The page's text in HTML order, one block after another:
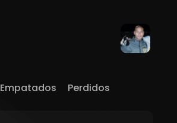
Empatados Perdidos